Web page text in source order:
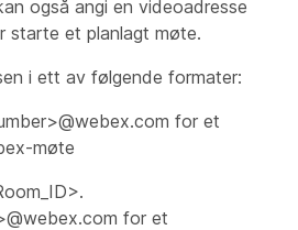
også angi en videoadresse
starte et planlagt møte.
i ett av følgende formater:
for et
møte
for et